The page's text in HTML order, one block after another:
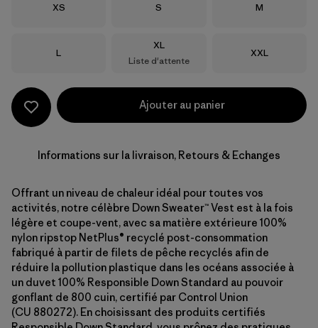
Taille
XS Taille
S Taille
M
Taille
L
Taille
XL
Liste d'attente
Taille
XXL
Ajouter au panier
Informations sur la livraison, Retours & Echanges
Offrant un niveau de chaleur idéal pour toutes vos
activités, notre célèbre Down Sweater™ Vest est à la fois
légère et coupe-vent, avec sa matière extérieure 100%
nylon ripstop NetPlus® recyclé post-consommation
fabriqué à partir de filets de pêche recyclés afin de
réduire la pollution plastique dans les océans associée à
un duvet 100% Responsible Down Standard au pouvoir
gonflant de 800 cuin, certifié par Control Union
(CU 880272). En choisissant des produits certifiés